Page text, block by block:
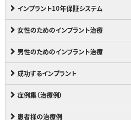
インプラント10年保証システム
女性のためのインプラント治療
男性のためのインプラント治療
成功するインプラント
症例集（治療例）
患者様の治療例